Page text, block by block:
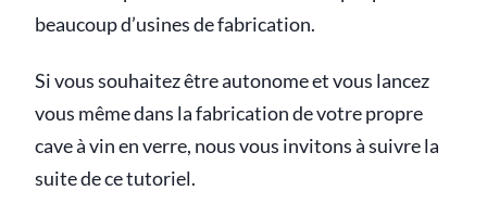
beaucoup d’usines de fabrication.
Si vous souhaitez être autonome et vous lancez
vous même dans la fabrication de votre propre
cave à vin en verre, nous vous invitons à suivre la
suite de ce tutoriel.